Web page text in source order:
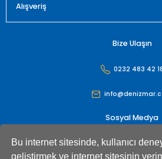
Bu internet sitesinde, kullanıcı
geliştirmek ve internet sitesinin
Alışveriş
Bize Ulaşın
0232 483 42
Sosyal Medya